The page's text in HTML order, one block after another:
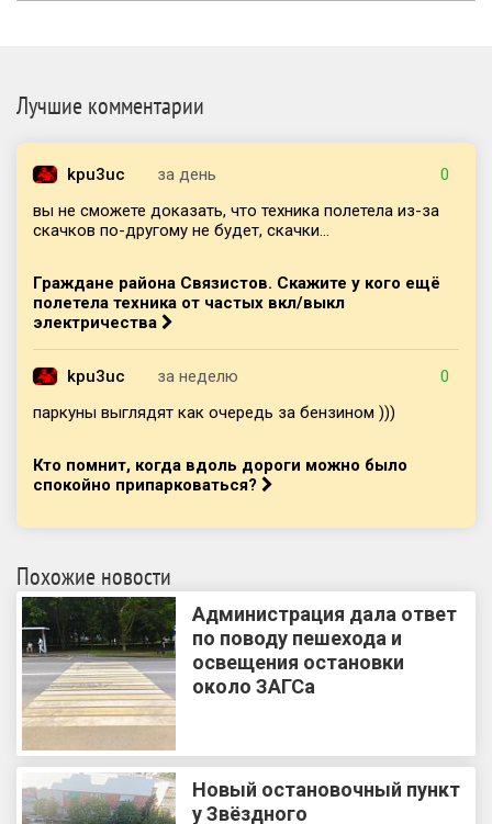
Лучшие комментарии
kpu3uc за день
0
вы не сможете доказать, что техника полетела из-за
скачков по-другому не будет, скачки...
Граждане района Связистов. Скажите у кого ещё
полетела техника от частых вкл/выкл
электричества
kpu3uc за неделю
0
паркуны выглядят как очередь за бензином )))
Кто помнит, когда вдоль дороги можно было
спокойно припарковаться?
Похожие новости
Администрация дала ответ
по поводу пешехода и
освещения остановки
около ЗАГСа
Новый остановочный пункт
у Звёздного